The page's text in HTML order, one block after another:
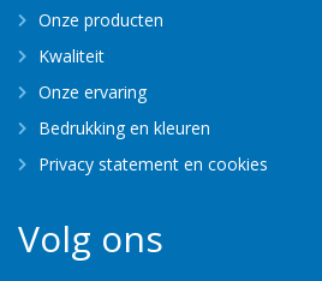
Onze producten
Kwaliteit
Onze ervaring
Bedrukking en kleuren
Privacy statement en cookies
Volg ons